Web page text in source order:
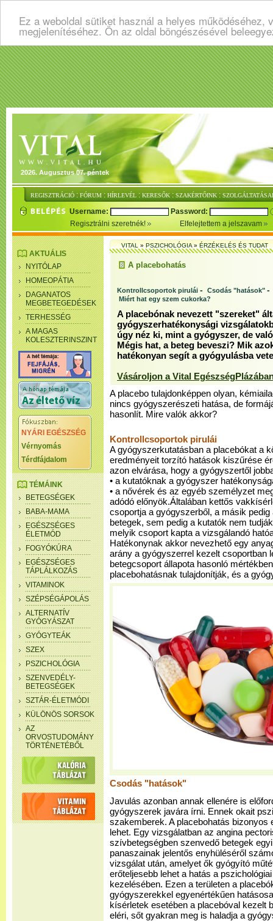
Ez a weboldal sütiket használ a helyes
megjelenítéséhez. Ön az oldal böngészésével
2026. Augusztus 07. péntek
REGISZTRÁCIÓ : FÓRUM : HÍRLEVÉL : KERESŐK : SZAKÉRTŐINK :
Username:
Password:
Regisztrálni szeretnék!
Elfelejtettem a jelszavam
AKTUÁLIS
NYITÓLAP
HOMEOPÁTIA
DAGANATOS
MEGBETEGEDÉSEK
TERHESSÉG
A MAGAS
KOLESZTERINSZINT
NYÁRI EGÉSZSÉG
Vérnyomás
Térdfájdalom
TÉMÁINK
BETEGSÉGEK
BABA-MAMA
EGÉSZSÉGES
ÉLETMÓD
FOGYÓKÚRA
EGÉSZSÉGES
TÁPLÁLKOZÁS
VITAMINOK
SZÉPSÉGÁPOLÁS
ALTERNATÍV
GYÓGYÁSZAT
GYÓGYTEÁK
SZEX
PSZICHOLÓGIA
SZENVEDÉLY-
BETEGSÉGEK
SZTÁR-ÉLETMÓDI
KÜLÖNÖS SORSOK
AZ
ORVOSTUDOMÁNY
TÖRTÉNETÉBŐL
VITAL»PSZICHOLÓGIA»ÉRZÉKELÉS ÉS TUDAT
A placebohatás
Kontrollcsoportok pirulái - Csodás "hatások" -
Miért hat egy szem cukorka?
A placebónak nevezett "szereket"
gyógyszerhatékonysági
úgy néz ki, mint a gyógyszer, de
Mégis hat, a beteg beveszi? Mik
hatékonyan segít a gyógyulásba
Vásároljon a Vital
A placebo tulajdonképpen olyan,
nincs gyógyszerészeti hatása, de
hasonlít. Mire valók akkor?
Kontrollcsoportok pirulái
A gyógyszerkutatásban a placebókat a
eredményeit torzító hatások kiszűrése
azon elvárása, hogy a gyógyszertől
• a kutatóknak a gyógyszer
• a nővérek és az egyéb személyzet
adódó előnyök.Általában kettős
csoportja a gyógyszerből, a másik
betegek, sem pedig a kutatók nem
melyik csoport kapta a vizsgálandó
Hatékonynak akkor nevezhető egy
arány a gyógyszerrel kezelt csoportban
betegcsoport állapota hasonló
placebohatásnak tulajdonítják, és a
Csodás "hatások"
Javulás azonban annak ellenére is
gyógyszerek javára írni. Ennek okait
szakemberek. A placebohatás bizonyos
lehet. Egy vizsgálatban az angina
szívbetegségben szenvedő betegek
panaszainak jelentős enyhüléséről
vizsgálat után, amelyet ők gyógyító
erőteljesebb lehet a hatás a
kezelésében. Ezen a területen a
gyógyszerekkel egyenértékűen
kísérletek esetében a placebóval kezelt
eléri, sőt gyakran meg is haladja a